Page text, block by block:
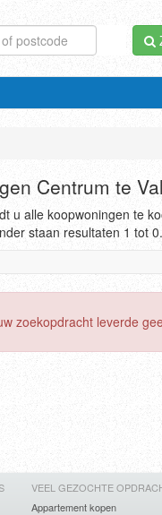
Centrum te
u alle koopwoningen te
staan resultaten 1 tot 0.
zoekopdracht leverde
VEEL GEZOCHTE
Appartement kopen